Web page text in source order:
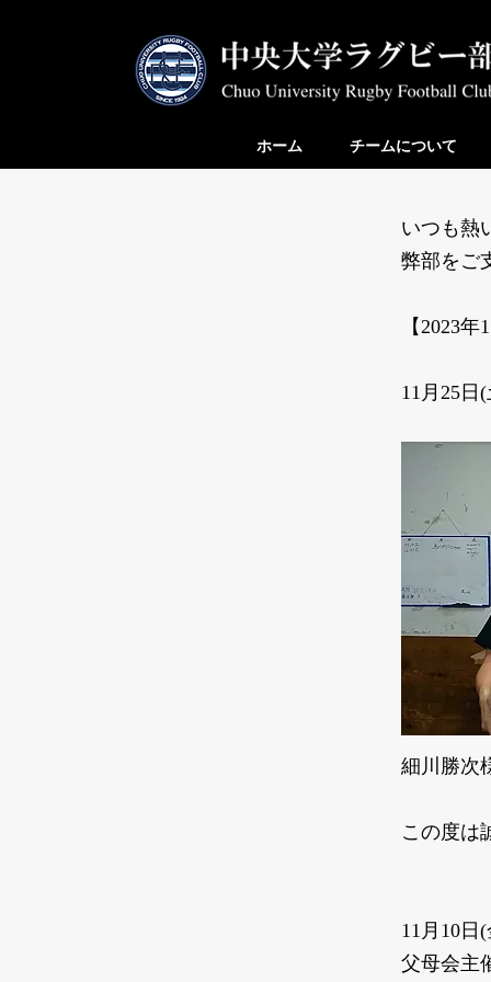
ホーム チームについて
いつも熱
弊部をご
【2023
11月25 日
細川勝次
この度は
11月10日
父母会主